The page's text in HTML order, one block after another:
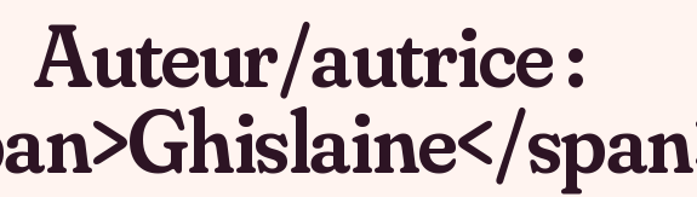
Auteur/autrice :